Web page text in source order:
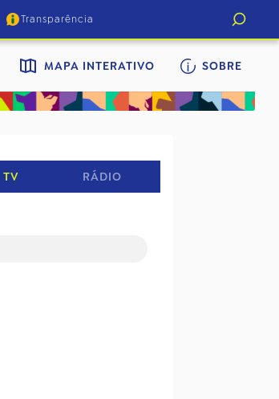
Transparência
MAPA INTERATIVO SOBRE
TV RÁDIO